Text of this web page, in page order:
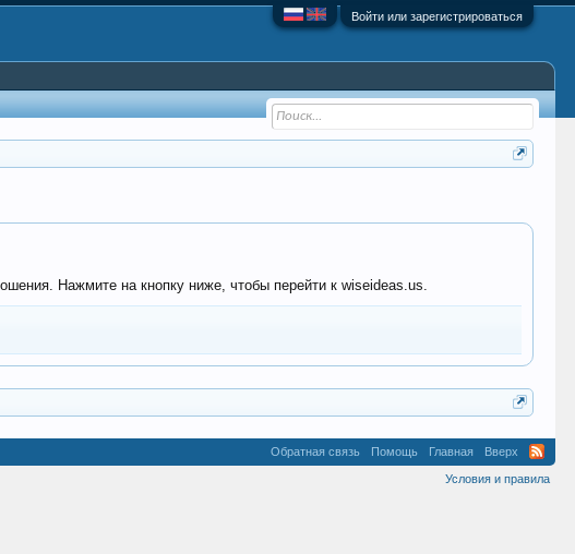
Войти или зарегистрироваться
Нажмите на кнопку ниже, чтобы перейти к wiseideas.us.
Обратная связь Помощь Главная Вверх
Условия и правила